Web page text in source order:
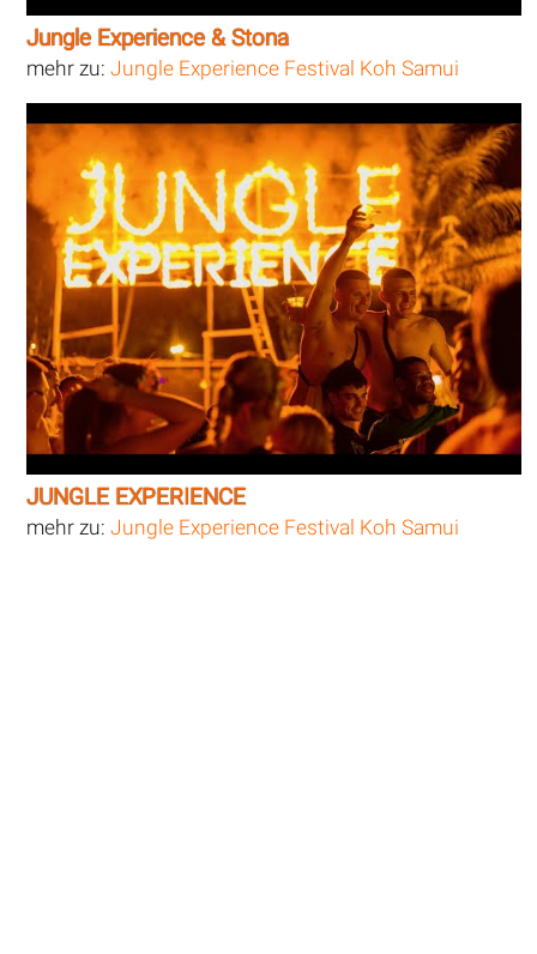
Jungle Experience & Stona
mehr zu:Jungle Experience Festival Koh Samui
JUNGLE EXPERIENCE
mehr zu:Jungle Experience Festival Koh Samui